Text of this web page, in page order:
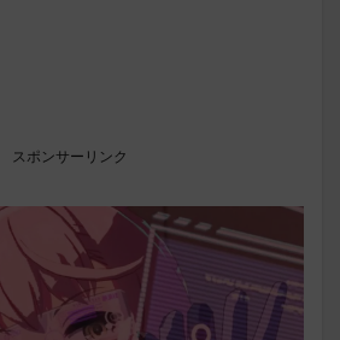
スポンサーリンク